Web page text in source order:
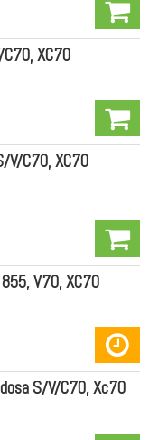
XC70
V/C70, XC70
V70, XC70
S/V/C70, Xc70